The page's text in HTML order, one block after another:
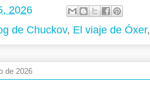
2026
de Chuckov, El viaje de Óxer,
de 2026